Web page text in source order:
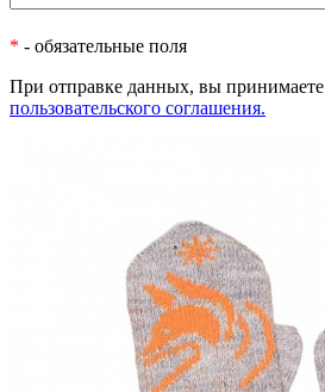
* - обязательные поля
При отправке данных, вы принимаете
пользовательского соглашения.